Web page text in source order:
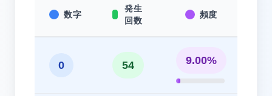
数字
発生
回数
頻度
0 54 9.00%